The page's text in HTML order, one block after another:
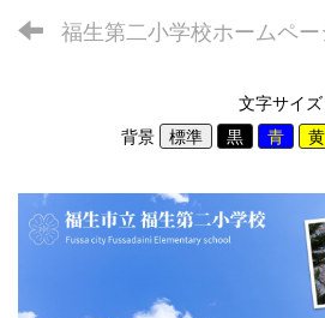
福生第二小学校ホームペー
文字サイズ
背景